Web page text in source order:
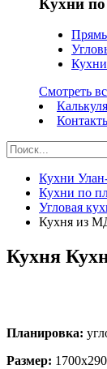
Смотреть
Кухни
Кухни по
Угловая
Кухня из
Кухня
Планировка:
Размер: